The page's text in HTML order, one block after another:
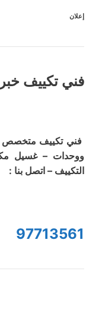
إعلان
فني تكييف
فني تكييف متخصص
ووحدات – غسيل
التكييف – اتصل بنا :
97713561